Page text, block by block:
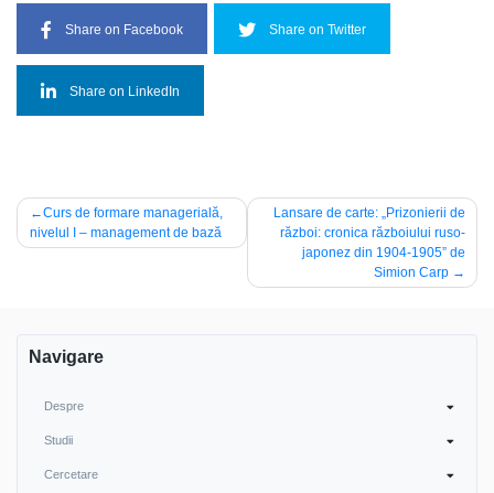
Share on Facebook Share on Twitter
Share on LinkedIn
Navigare
în
Curs de formare managerială,
nivelul I – management de bază
Lansare de carte: „Prizonierii de
război: cronica războiului ruso-
japonez din 1904-1905” de
Simion Carp
Navigare
Despre
Studii
Cercetare